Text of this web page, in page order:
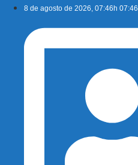
conteúdo
8 de agosto de 2026, 07:46h 07:46